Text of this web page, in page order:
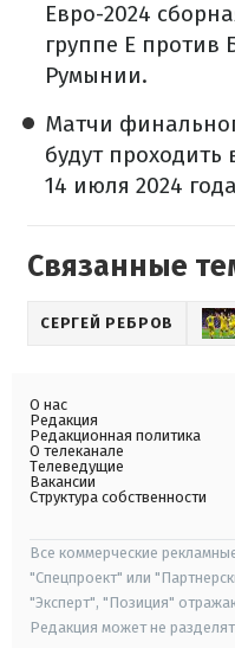
Евро-2024
группе E против
Румынии.
Матчи
будут
14 июля 2024
Связанные
СЕРГЕЙ РЕБРОВ
О нас
Редакция
Редакционная политика
О телеканале
Телеведущие
Вакансии
Структура собственности
Все коммерческие
"Спецпроект" или
"Эксперт", "Позиция"
Редакция может не